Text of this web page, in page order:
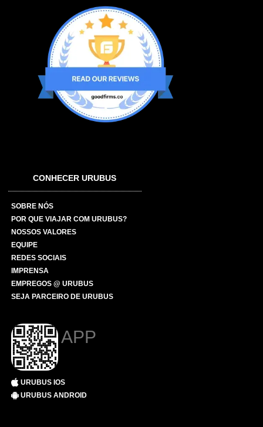
CONHECER URUBUS
SOBRE NÓS
POR QUE VIAJAR COM URUBUS?
NOSSOS VALORES
EQUIPE
REDES SOCIAIS
IMPRENSA
EMPREGOS @ URUBUS
SEJA PARCEIRO DE URUBUS
APP
URUBUS IOS
URUBUS ANDROID